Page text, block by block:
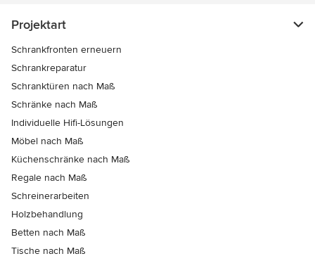
Projektart
Schrankfronten erneuern
Schrankreparatur
Schranktüren nach Maß
Schränke nach Maß
Individuelle Hifi-Lösungen
Möbel nach Maß
Küchenschränke nach Maß
Regale nach Maß
Schreinerarbeiten
Holzbehandlung
Betten nach Maß
Tische nach Maß